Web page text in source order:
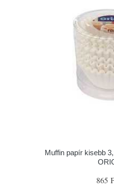
Muffin papír kisebb
865